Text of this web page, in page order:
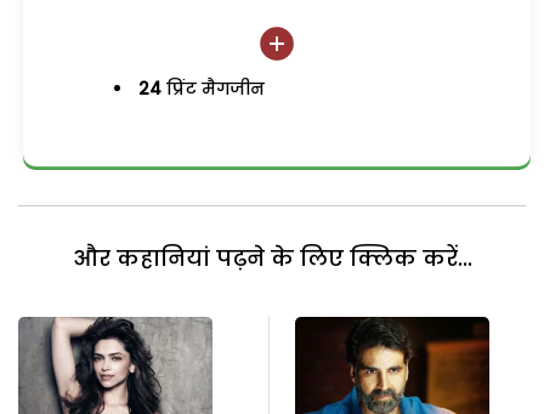
24 प्रिंट मैगजीन
और कहानियां पढ़ने के लिए क्लिक करें...